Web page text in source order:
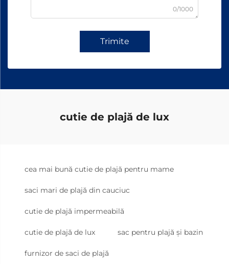
0/1000
Trimite
cutie de plajă de lux
cea mai bună cutie de plajă pentru mame
saci mari de plajă din cauciuc
cutie de plajă impermeabilă
cutie de plajă de lux sac pentru plajă și bazin
furnizor de saci de plajă